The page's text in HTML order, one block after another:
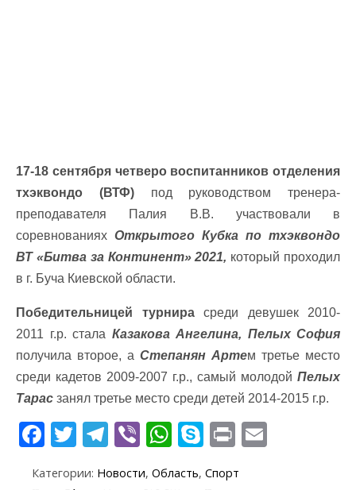
17-18 сентября четверо воспитанников отделения
тхэквондо (ВТФ)под руководством тренера-
преподавателя Палия В.В. участвовали в
соревнованиях Открытого Кубка по тхэквондо
ВТ «Битва за Континент» 2021, который проходил
в г. Буча Киевской области.
Победительницей турнирасреди девушек 2010-
2011 г.р. стала Казакова Ангелина, Пелых София
получила второе, а Степанян Артем третье место
среди кадетов 2009-2007 г.р., самый молодой Пелых
Тарас занял третье место среди детей 2014-2015 г.р.
F T T Vi W S Pr
Категории: Новости, Область, Спорт